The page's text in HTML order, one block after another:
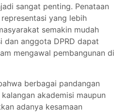
sangat penting. Penataan
yang lebih
semakin mudah
dan anggota DPRD dapat
mengawal pembangunan di
berbagai pandangan
akademisi maupun
adanya kesamaan